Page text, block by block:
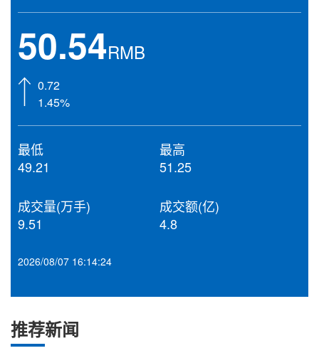
50.54RMB
0.72
1.45%
最低
49.21
最高
51.25
成交量(万手)
9.51
成交额(亿)
4.8
2026/08/07 16:14:24
推荐新闻